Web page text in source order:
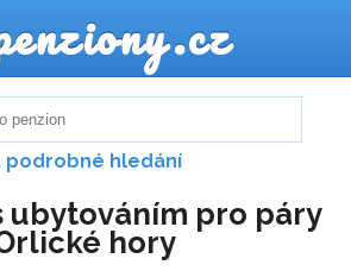
podrobné hledání
ubytováním pro páry
hory